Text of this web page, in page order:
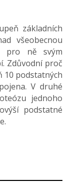
základních
všeobecnou
pro ně svým
Zdůvodní proč
10 podstatných
V druhé
jednoho
podstatné